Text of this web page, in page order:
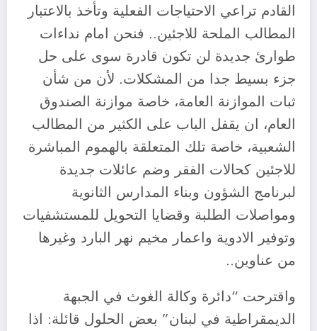
القادم تراعي الاحتياجات الفعلية وتأخذ بالاعتبار
المطالب الملحة للاجئين.. فنحن امام نداءات
طوارئ جديدة لن تكون قادرة سوى على حل
جزء بسيط جدا من المشكلات. لأن من شأن
ثبات الموازنة العامة، خاصة موازنة الصندوق
العام، ان يقفل الباب على الكثير من المطالب
الشعبية، خاصة تلك المتعلقة بالهموم المباشرة
للاجئين كحالات الفقر وضم عائلات جديدة
لبرنامج الشؤون وبناء المدارس الثانوية
ومواصلات الطلبة وقضايا التحويل للمستشفيات
وتوفير الادوية واعمار مخيم نهر البارد وغيرها
من عناوين..
واقترحت “دائرة وكالة الغوث في الجبهة
الديمقراطية في لبنان” بعض الحلول قائلة: اذا